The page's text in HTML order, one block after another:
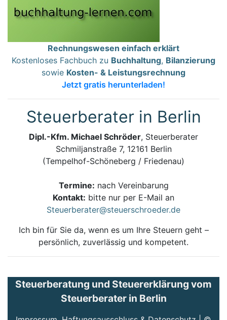
Rechnungswesen einfach erklärt
Kostenloses Fachbuch zu Buchhaltung, Bilanzierung
sowie Kosten- & Leistungsrechnung
Jetzt gratis herunterladen!
Steuerberater in Berlin
Dipl.-Kfm. Michael Schröder, Steuerberater
Schmiljanstraße 7, 12161 Berlin
(Tempelhof-Schöneberg / Friedenau)
Termine: nach Vereinbarung
Kontakt: bitte nur per E-Mail an
Steuerberater@steuerschroeder.de
Ich bin für Sie da, wenn es um Ihre Steuern geht –
persönlich, zuverlässig und kompetent.
Steuerberatung und Steuererklärung vom
Steuerberater in Berlin